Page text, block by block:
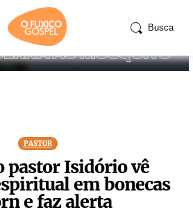
Busca
PASTOR
pastor Isidório vê
em bonecas
e faz alerta